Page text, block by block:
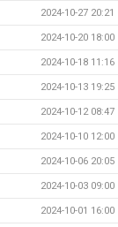
2024-10-27 20:21
2024-10-20 18:00
2024-10-18 11:16
2024-10-13 19:25
2024-10-12 08:47
2024-10-10 12:00
2024-10-06 20:05
2024-10-03 09:00
2024-10-01 16:00